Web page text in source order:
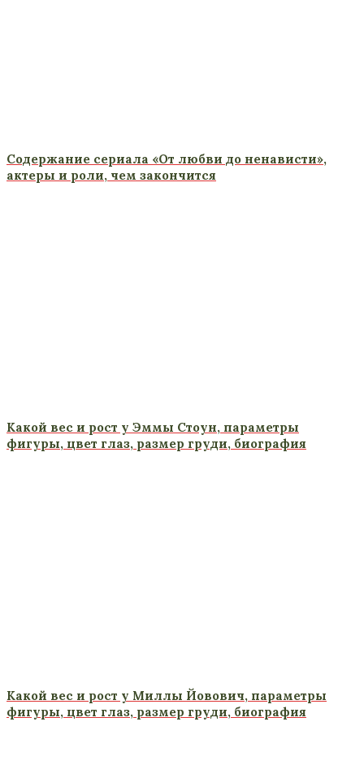
Содержание сериала «От любви до ненависти»,
актеры и роли, чем закончится
Какой вес и рост у Эммы Стоун, параметры
фигуры, цвет глаз, размер груди, биография
Какой вес и рост у Миллы Йовович, параметры
фигуры, цвет глаз, размер груди, биография